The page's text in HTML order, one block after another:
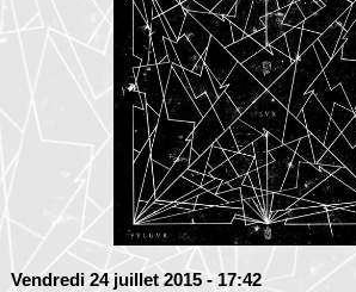
Vendredi 24 juillet 2015 - 17:42